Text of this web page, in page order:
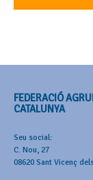
FEDERACIÓ
CATALUNYA
Seu social:
C. Nou, 27
08620 Sant Vicenç